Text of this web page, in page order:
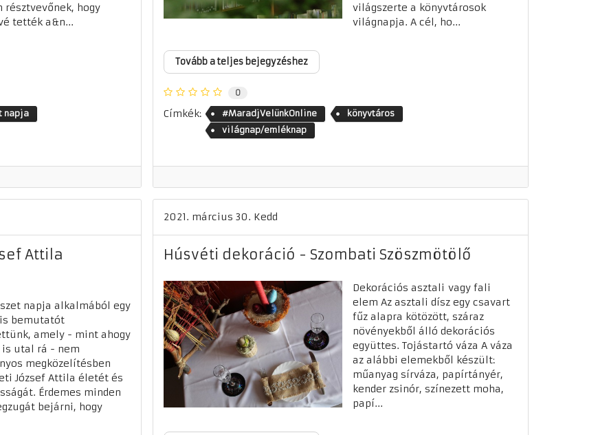
résztvevőnek, hogy
tették a&n...
napja
világszerte a könyvtárosok
világnapja. A cél, ho...
Tovább a teljes bejegyzéshez
0
Címkék: #MaradjVelünkOnline
könyvtáros
világnap/emléknap
Attila
napja alkalmából egy
bemutatót
amely - mint ahogy
is utal rá - nem
megközelítésben
József Attila életét és
Érdemes minden
bejárni, hogy
2021. március 30. Kedd
Húsvéti dekoráció - Szombati Szöszmötölő
Dekorációs asztali vagy fali
elem Az asztali dísz egy csavart
fűz alapra kötözött, száraz
növényekből álló dekorációs
együttes. Tojástartó váza A váza
az alábbi elemekből készült:
műanyag sírváza, papírtányér,
kender zsinór, színezett moha,
papí...